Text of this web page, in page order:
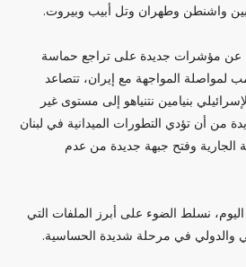
واشنطن وطهران وتل أبيب وبيروت.
عن مؤشرات جديدة على تراجع حماسة
لمواصلة المواجهة مع إيران، تتصاعد
بنيامين نتنياهو إلى مستوى غير
أن تؤدي التطورات الميدانية في لبنان
الجارية وفتح جبهة جديدة من عدم
نسلط الضوء على أبرز الملفات التي
والدولي في مرحلة شديدة الحساسية.